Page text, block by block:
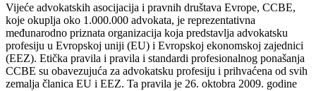
Vijeće advokatskih asocijacija i pravnih društava Evrope, CCBE,
koje okuplja oko 1.000.000 advokata, je reprezentativna
međunarodno priznata organizacija koja predstavlja advokatsku
profesiju u Evropskoj uniji (EU) i Evropskoj ekonomskoj zajednici
(EEZ). Etička pravila i pravila i standardi profesionalnog ponašanja
CCBE su obavezujuća za advokatsku profesiju i prihvaćena od svih
zemalja članica EU i EEZ. Ta pravila je 26. oktobra 2009. godine